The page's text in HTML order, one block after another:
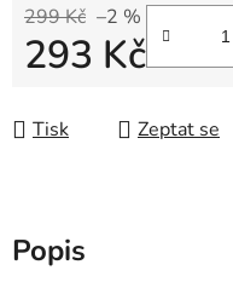
299 Kč –2 %
293 Kč
Tisk Zeptat se
Popis